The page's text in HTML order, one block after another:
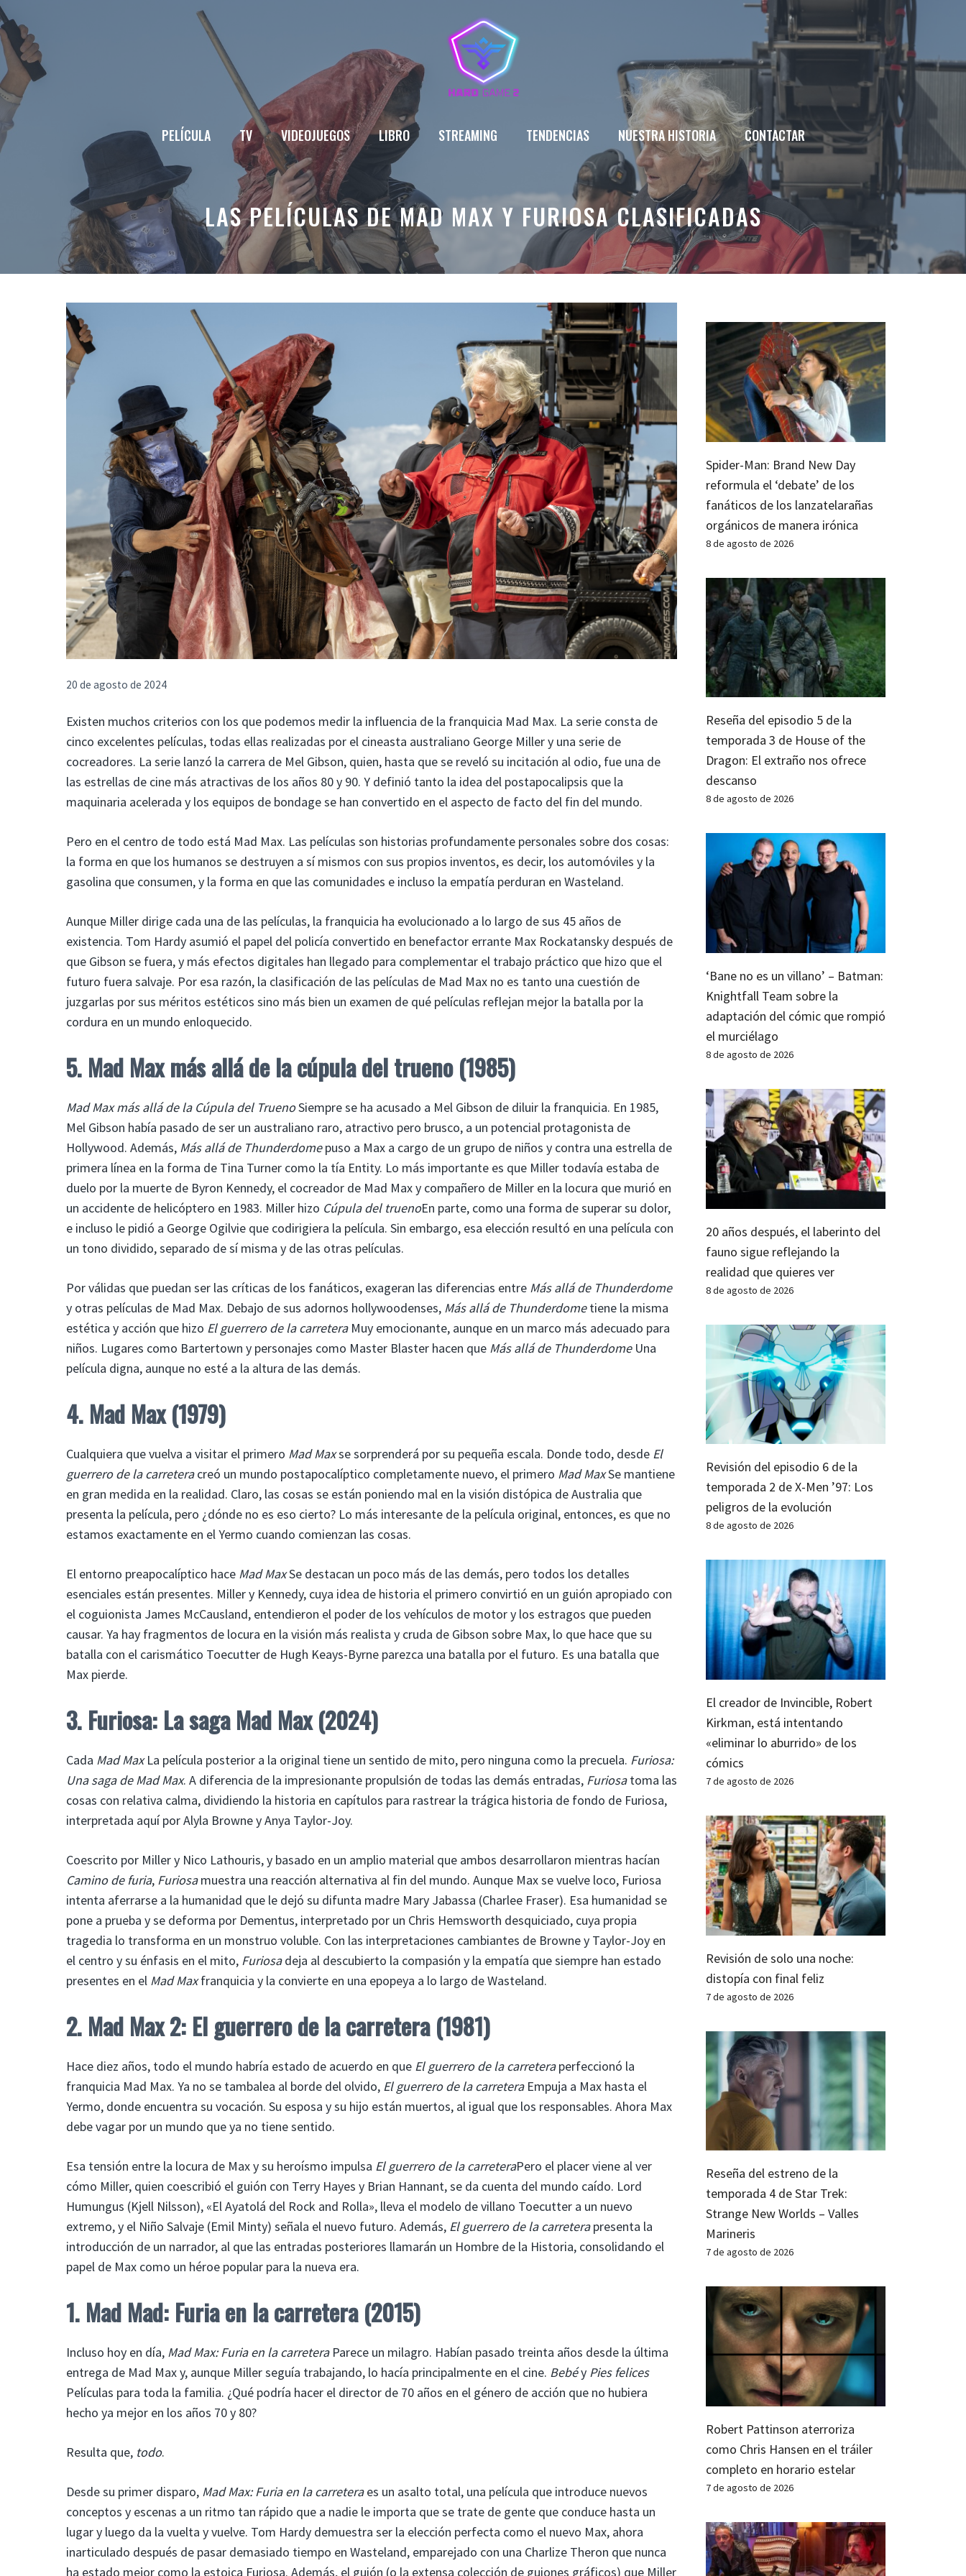
Saltar
al
contenido
PELÍCULA TV VIDEOJUEGOS LIBRO STREAMING TENDENCIAS NUESTRA HISTORIA CONTACTAR
LAS PELÍCULAS DE MAD MAX Y FURIOSA CLASIFICADAS
20 de agosto de 2024
Existen muchos criterios con los que podemos medir la influencia de la franquicia Mad Max. La serie consta de
cinco excelentes películas, todas ellas realizadas por el cineasta australiano George Miller y una serie de
cocreadores. La serie lanzó la carrera de Mel Gibson, quien, hasta que se reveló su incitación al odio, fue una de
las estrellas de cine más atractivas de los años 80 y 90. Y definió tanto la idea del postapocalipsis que la
maquinaria acelerada y los equipos de bondage se han convertido en el aspecto de facto del fin del mundo.
Pero en el centro de todo está Mad Max. Las películas son historias profundamente personales sobre dos cosas:
la forma en que los humanos se destruyen a sí mismos con sus propios inventos, es decir, los automóviles y la
gasolina que consumen, y la forma en que las comunidades e incluso la empatía perduran en Wasteland.
Aunque Miller dirige cada una de las películas, la franquicia ha evolucionado a lo largo de sus 45 años de
existencia. Tom Hardy asumió el papel del policía convertido en benefactor errante Max Rockatansky después de
que Gibson se fuera, y más efectos digitales han llegado para complementar el trabajo práctico que hizo que el
futuro fuera salvaje. Por esa razón, la clasificación de las películas de Mad Max no es tanto una cuestión de
juzgarlas por sus méritos estéticos sino más bien un examen de qué películas reflejan mejor la batalla por la
cordura en un mundo enloquecido.
5. Mad Max más allá de la cúpula del trueno (1985)
Mad Max más allá de la Cúpula del TruenoSiempre se ha acusado a Mel Gibson de diluir la franquicia. En 1985,
Mel Gibson había pasado de ser un australiano raro, atractivo pero brusco, a un potencial protagonista de
Hollywood. Además, Más allá de Thunderdomepuso a Max a cargo de un grupo de niños y contra una estrella de
primera línea en la forma de Tina Turner como la tía Entity. Lo más importante es que Miller todavía estaba de
duelo por la muerte de Byron Kennedy, el cocreador de Mad Max y compañero de Miller en la locura que murió en
un accidente de helicóptero en 1983. Miller hizo Cúpula del truenoEn parte, como una forma de superar su dolor,
e incluso le pidió a George Ogilvie que codirigiera la película. Sin embargo, esa elección resultó en una película con
un tono dividido, separado de sí misma y de las otras películas.
Por válidas que puedan ser las críticas de los fanáticos, exageran las diferencias entre Más allá de Thunderdome
y otras películas de Mad Max. Debajo de sus adornos hollywoodenses, Más allá de Thunderdometiene la misma
estética y acción que hizo El guerrero de la carretera Muy emocionante, aunque en un marco más adecuado para
niños. Lugares como Bartertown y personajes como Master Blaster hacen que Más allá de ThunderdomeUna
película digna, aunque no esté a la altura de las demás.
4. Mad Max (1979)
Cualquiera que vuelva a visitar el primero Mad Maxse sorprenderá por su pequeña escala. Donde todo, desde El
guerrero de la carreteracreó un mundo postapocalíptico completamente nuevo, el primero Mad MaxSe mantiene
en gran medida en la realidad. Claro, las cosas se están poniendo mal en la visión distópica de Australia que
presenta la película, pero ¿dónde no es eso cierto? Lo más interesante de la película original, entonces, es que no
estamos exactamente en el Yermo cuando comienzan las cosas.
El entorno preapocalíptico hace Mad MaxSe destacan un poco más de las demás, pero todos los detalles
esenciales están presentes. Miller y Kennedy, cuya idea de historia el primero convirtió en un guión apropiado con
el coguionista James McCausland, entendieron el poder de los vehículos de motor y los estragos que pueden
causar. Ya hay fragmentos de locura en la visión más realista y cruda de Gibson sobre Max, lo que hace que su
batalla con el carismático Toecutter de Hugh Keays-Byrne parezca una batalla por el futuro. Es una batalla que
Max pierde.
3. Furiosa: La saga Mad Max (2024)
Cada Mad MaxLa película posterior a la original tiene un sentido de mito, pero ninguna como la precuela. Furiosa:
Una saga de Mad Max. A diferencia de la impresionante propulsión de todas las demás entradas, Furiosatoma las
cosas con relativa calma, dividiendo la historia en capítulos para rastrear la trágica historia de fondo de Furiosa,
interpretada aquí por Alyla Browne y Anya Taylor-Joy.
Coescrito por Miller y Nico Lathouris, y basado en un amplio material que ambos desarrollaron mientras hacían
Camino de furia, Furiosamuestra una reacción alternativa al fin del mundo. Aunque Max se vuelve loco, Furiosa
intenta aferrarse a la humanidad que le dejó su difunta madre Mary Jabassa (Charlee Fraser). Esa humanidad se
pone a prueba y se deforma por Dementus, interpretado por un Chris Hemsworth desquiciado, cuya propia
tragedia lo transforma en un monstruo voluble. Con las interpretaciones cambiantes de Browne y Taylor-Joy en
el centro y su énfasis en el mito, Furiosadeja al descubierto la compasión y la empatía que siempre han estado
presentes en el Mad Maxfranquicia y la convierte en una epopeya a lo largo de Wasteland.
2. Mad Max 2: El guerrero de la carretera (1981)
Hace diez años, todo el mundo habría estado de acuerdo en que El guerrero de la carreteraperfeccionó la
franquicia Mad Max. Ya no se tambalea al borde del olvido, El guerrero de la carreteraEmpuja a Max hasta el
Yermo, donde encuentra su vocación. Su esposa y su hijo están muertos, al igual que los responsables. Ahora Max
debe vagar por un mundo que ya no tiene sentido.
Esa tensión entre la locura de Max y su heroísmo impulsa El guerrero de la carreteraPero el placer viene al ver
cómo Miller, quien coescribió el guión con Terry Hayes y Brian Hannant, se da cuenta del mundo caído. Lord
Humungus (Kjell Nilsson), «El Ayatolá del Rock and Rolla», lleva el modelo de villano Toecutter a un nuevo
extremo, y el Niño Salvaje (Emil Minty) señala el nuevo futuro. Además, El guerrero de la carreterapresenta la
introducción de un narrador, al que las entradas posteriores llamarán un Hombre de la Historia, consolidando el
papel de Max como un héroe popular para la nueva era.
1. Mad Mad: Furia en la carretera (2015)
Incluso hoy en día, Mad Max: Furia en la carreteraParece un milagro. Habían pasado treinta años desde la última
entrega de Mad Max y, aunque Miller seguía trabajando, lo hacía principalmente en el cine. Bebéy Pies felices
Películas para toda la familia. ¿Qué podría hacer el director de 70 años en el género de acción que no hubiera
hecho ya mejor en los años 70 y 80?
Resulta que, todo.
Desde su primer disparo, Mad Max: Furia en la carreteraes un asalto total, una película que introduce nuevos
conceptos y escenas a un ritmo tan rápido que a nadie le importa que se trate de gente que conduce hasta un
lugar y luego da la vuelta y vuelve. Tom Hardy demuestra ser la elección perfecta como el nuevo Max, ahora
inarticulado después de pasar demasiado tiempo en Wasteland, emparejado con una Charlize Theron que nunca
ha estado mejor como la estoica Furiosa. Además, el guión (o la extensa colección de guiones gráficos) que Miller
Spider-Man: Brand New Day
reformula el ‘debate’ de los
fanáticos de los lanzatelarañas
orgánicos de manera irónica
8 de agosto de 2026
Reseña del episodio 5 de la
temporada 3 de House of the
Dragon: El extraño nos ofrece
descanso
8 de agosto de 2026
‘Bane no es un villano’ – Batman:
Knightfall Team sobre la
adaptación del cómic que rompió
el murciélago
8 de agosto de 2026
20 años después, el laberinto del
fauno sigue reflejando la
realidad que quieres ver
8 de agosto de 2026
Revisión del episodio 6 de la
temporada 2 de X-Men ’97: Los
peligros de la evolución
8 de agosto de 2026
El creador de Invincible, Robert
Kirkman, está intentando
«eliminar lo aburrido» de los
cómics
7 de agosto de 2026
Revisión de solo una noche:
distopía con final feliz
7 de agosto de 2026
Reseña del estreno de la
temporada 4 de Star Trek:
Strange New Worlds – Valles
Marineris
7 de agosto de 2026
Robert Pattinson aterroriza
como Chris Hansen en el tráiler
completo en horario estelar
7 de agosto de 2026